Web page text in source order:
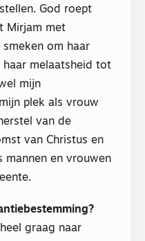
God roept
Mirjam met
om haar
haar melaatsheid tot
mijn
plek als vrouw
van de
van Christus en
mannen en vrouwen
graag naar